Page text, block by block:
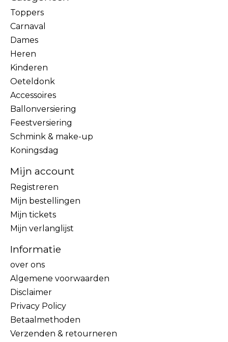
Toppers
Carnaval
Dames
Heren
Kinderen
Oeteldonk
Accessoires
Ballonversiering
Feestversiering
Schmink & make-up
Koningsdag
Mijn account
Registreren
Mijn bestellingen
Mijn tickets
Mijn verlanglijst
Informatie
over ons
Algemene voorwaarden
Disclaimer
Privacy Policy
Betaalmethoden
Verzenden & retourneren